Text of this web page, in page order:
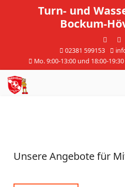
Turn- und
Bockum-
02381 599153
Mo. 9:00-13:00 und 18:00-
Unsere Angebote für